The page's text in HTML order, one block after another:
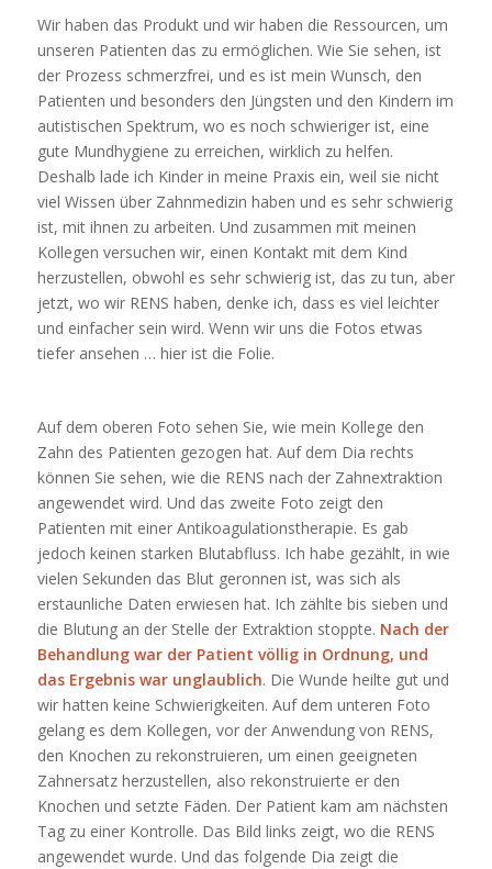
Wir haben das Produkt und wir haben die Ressourcen, um
unseren Patienten das zu ermöglichen. Wie Sie sehen, ist
der Prozess schmerzfrei, und es ist mein Wunsch, den
Patienten und besonders den Jüngsten und den Kindern im
autistischen Spektrum, wo es noch schwieriger ist, eine
gute Mundhygiene zu erreichen, wirklich zu helfen.
Deshalb lade ich Kinder in meine Praxis ein, weil sie nicht
viel Wissen über Zahnmedizin haben und es sehr schwierig
ist, mit ihnen zu arbeiten. Und zusammen mit meinen
Kollegen versuchen wir, einen Kontakt mit dem Kind
herzustellen, obwohl es sehr schwierig ist, das zu tun, aber
jetzt, wo wir RENS haben, denke ich, dass es viel leichter
und einfacher sein wird. Wenn wir uns die Fotos etwas
tiefer ansehen … hier ist die Folie.
Auf dem oberen Foto sehen Sie, wie mein Kollege den
Zahn des Patienten gezogen hat. Auf dem Dia rechts
können Sie sehen, wie die RENS nach der Zahnextraktion
angewendet wird. Und das zweite Foto zeigt den
Patienten mit einer Antikoagulationstherapie. Es gab
jedoch keinen starken Blutabfluss. Ich habe gezählt, in wie
vielen Sekunden das Blut geronnen ist, was sich als
erstaunliche Daten erwiesen hat. Ich zählte bis sieben und
die Blutung an der Stelle der Extraktion stoppte. Nach der
Behandlung war der Patient völlig in Ordnung, und
das Ergebnis war unglaublich. Die Wunde heilte gut und
wir hatten keine Schwierigkeiten. Auf dem unteren Foto
gelang es dem Kollegen, vor der Anwendung von RENS,
den Knochen zu rekonstruieren, um einen geeigneten
Zahnersatz herzustellen, also rekonstruierte er den
Knochen und setzte Fäden. Der Patient kam am nächsten
Tag zu einer Kontrolle. Das Bild links zeigt, wo die RENS
angewendet wurde. Und das folgende Dia zeigt die